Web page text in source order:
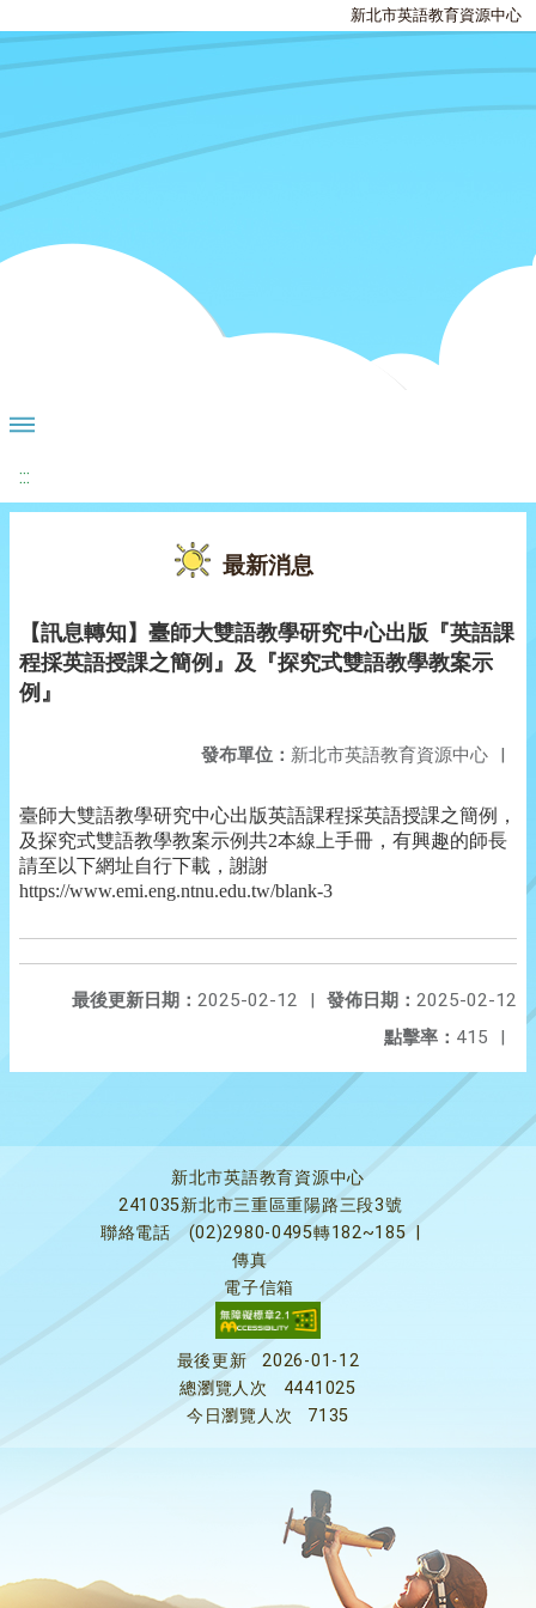
新北市英語教育資源中心
:::
最新消息
【訊息轉知】臺師大雙語教學研究中心出版『英語課
程採英語授課之簡例』及『探究式雙語教學教案示
例』
發布單位： 新北市英語教育資源中心 |
臺師大雙語教學研究中心出版英語課程採英語授課之簡例，
及探究式雙語教學教案示例共2本線上手冊，有興趣的師長
請至以下網址自行下載，謝謝
https://www.emi.eng.ntnu.edu.tw/blank-3
發佈日期： 2025-02-12
最後更新日期： 2025-02-12
|
點擊率： 415 |
新北市英語教育資源中心
241035新北市三重區重陽路三段3號
聯絡電話
(02)2980-0495轉182~185
傳真
電子信箱
最後更新
2026-01-12
總瀏覽人次
4441025
今日瀏覽人次
7135